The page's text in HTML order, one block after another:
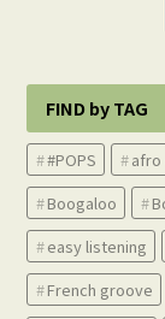
FIND by TAG
#POPS afro
Boogaloo
easy listening
French groove